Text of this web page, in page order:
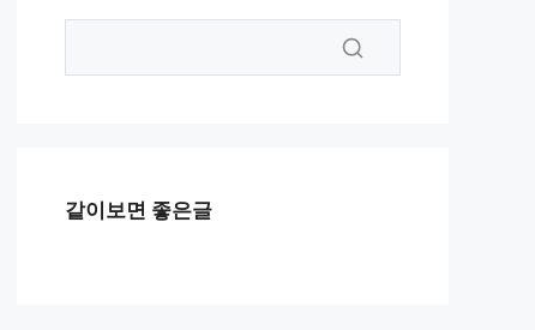
같이보면 좋은글